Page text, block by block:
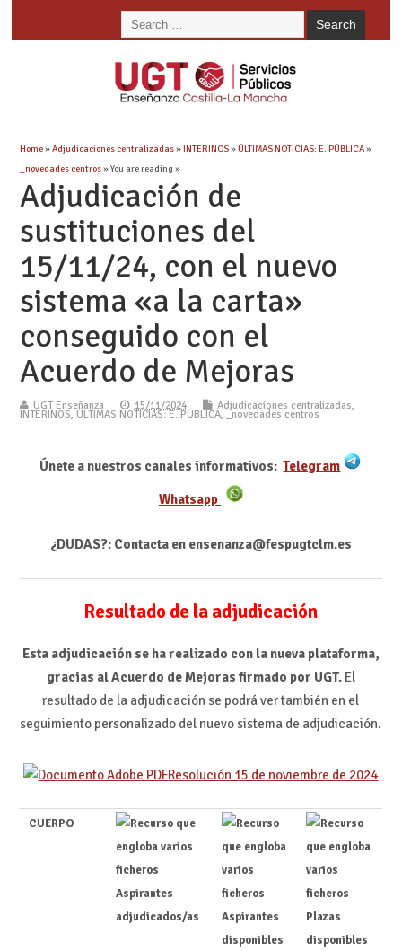
Home»Adjudicaciones centralizadas»INTERINOS»ÚLTIMAS NOTICIAS: E. PÚBLICA»
_novedades centros» You are reading »
Adjudicación de
sustituciones del
15/11/24, con el nuevo
sistema «a la carta»
conseguido con el
Acuerdo de Mejoras
UGT Enseñanza 15/11/2024 Adjudicaciones centralizadas,
INTERINOS, ÚLTIMAS NOTICIAS: E. PÚBLICA, _novedades centros
Únete a nuestros canales informativos: Telegram
Whatsapp
¿DUDAS?: Contacta en ensenanza@fespugtclm.es
Resultado de la adjudicación
Esta adjudicación se ha realizado con la nueva plataforma,
gracias al Acuerdo de Mejoras firmado por UGT. El
resultado de la adjudicación se podrá ver también en el
seguimiento personalizado del nuevo sistema de adjudicación.
Resolución 15 de noviembre de 2024
CUERPO
Aspirantes
adjudicados/as
Aspirantes
disponibles
Plazas
disponibles